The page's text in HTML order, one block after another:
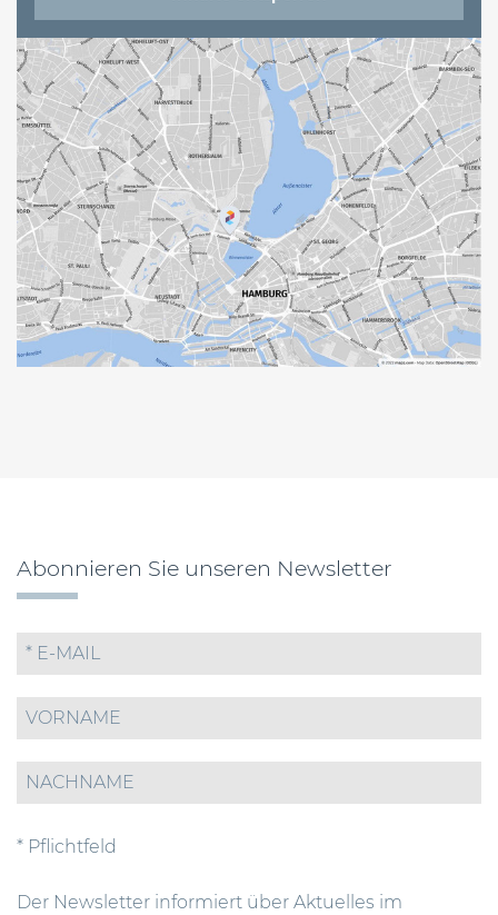
Abonnieren Sie unseren Newsletter
* Pflichtfeld
Der Newsletter informiert über Aktuelles im